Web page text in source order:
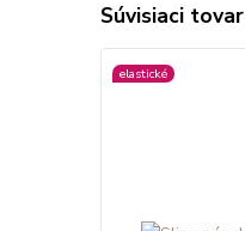
Súvisiaci tovar
elastické